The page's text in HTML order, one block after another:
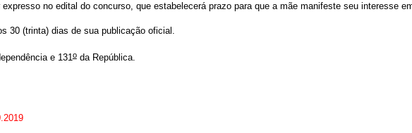
no edital do concurso, que estabelecerá prazo para que a mãe manifeste seu interesse
30 (trinta) dias de sua publicação oficial.
e 131oda República.